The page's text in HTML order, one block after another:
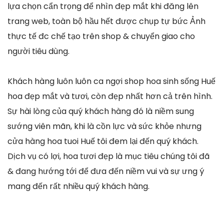
lựa chọn cẩn trọng để nhìn đẹp mắt khi đăng lên
trang web, toàn bộ hầu hết được chụp tự bức Ảnh
thực tế đc chế tạo trên shop & chuyển giao cho
người tiêu dùng.
Khách hàng luôn luôn ca ngợi shop hoa sinh sống Huế
hoa đẹp mắt và tươi, còn đẹp nhất hơn cả trên hình.
Sự hài lòng của quý khách hàng đó là niềm sung
sướng viên mãn, khi là cồn lực và sức khỏe nhưng
cửa hàng hoa tuoi Huế tôi đem lại đến quý khách.
Dịch vụ có lợi, hoa tươi đẹp là mục tiêu chúng tôi đã
& đang hướng tới để đưa đến niềm vui và sự ưng ý
mang đến rất nhiều quý khách hàng.